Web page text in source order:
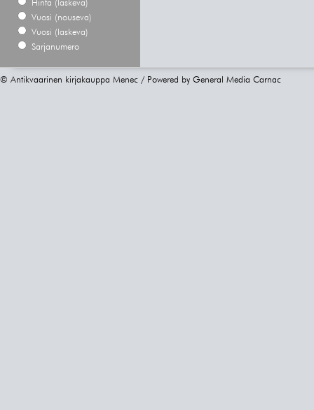
Hinta (laskeva)
Vuosi (nouseva)
Vuosi (laskeva)
Sarjanumero
© Antikvaarinen kirjakauppa Menec / Powered by General Media Carnac